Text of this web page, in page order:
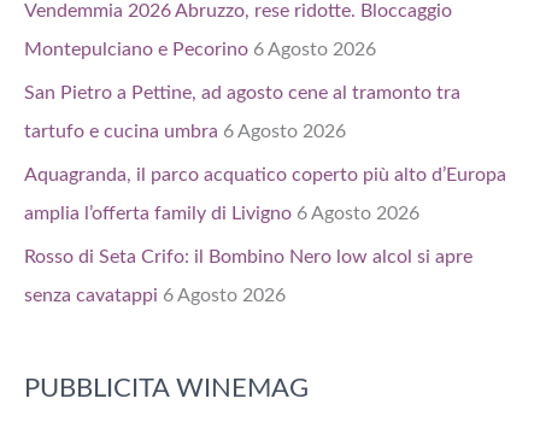
Vendemmia 2026 Abruzzo, rese ridotte. Bloccaggio
Montepulciano e Pecorino 6 Agosto 2026
San Pietro a Pettine, ad agosto cene al tramonto tra
tartufo e cucina umbra 6 Agosto 2026
Aquagranda, il parco acquatico coperto più alto d’Europa
amplia l’offerta family di Livigno 6 Agosto 2026
Rosso di Seta Crifo: il Bombino Nero low alcol si apre
senza cavatappi 6 Agosto 2026
PUBBLICITA WINEMAG